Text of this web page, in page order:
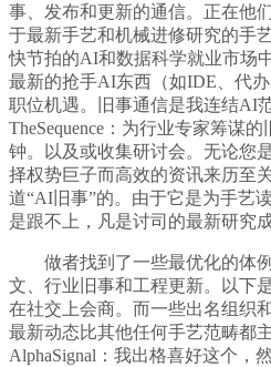
事、发布和更新的通信。正在他
于最新手艺和机械进修研究的手
快节拍的AI和数据科学就业市场
最新的抢手AI东西（如IDE、代
职位机遇。旧事通信是我连结AI
TheSequence：为行业专家筹谋
钟。以及或收集研讨会。无论您
择权势巨子而高效的资讯来历至
道“AI旧事”的。由于它是为手艺
是跟不上，凡是讨司的最新研究
做者找到了一些最优化的体例
文、行业旧事和工程更新。以下
在社交上会商。而一些出名组织
最新动态比其他任何手艺范畴都
AlphaSignal：我出格喜好这个，